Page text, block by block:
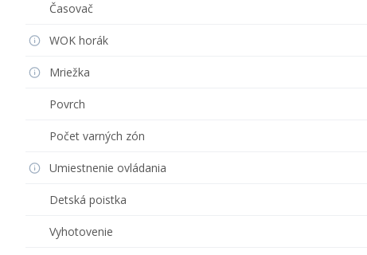
Časovač
WOK horák
Mriežka
Povrch
Počet varných zón
Umiestnenie ovládania
Detská poistka
Vyhotovenie